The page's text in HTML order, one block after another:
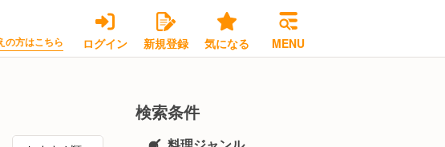
の方はこちら ログイン 新規登録 気になる MENU
検索条件